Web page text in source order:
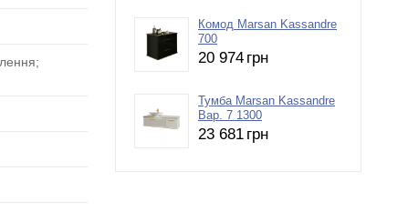
Комод Marsan Kassandre
700
20 974 грн
Тумба Marsan Kassandre
Вар. 7 1300
23 681 грн